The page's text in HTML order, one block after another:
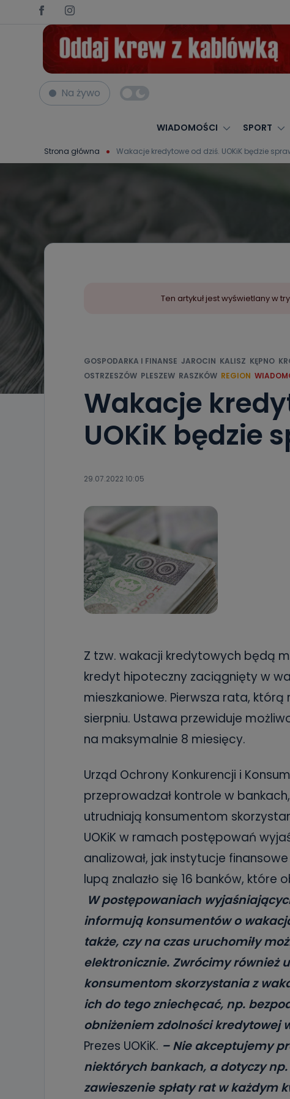
Na żywo
WIADOMOŚCI SPORT
Strona główna Wakacje kredytowe od dziś. UOKiK będzie
Ten artykuł jest wyświetlany w
GOSPODARKA I FINANSE JAROCIN KALISZ KĘPNO
OSTRZESZÓW PLESZEW RASZKÓW REGION
Wakacje
UOKiK będzie
29.07.2022 10:05
Z tzw. wakacji kredytowych będą
kredyt hipoteczny zaciągnięty w
mieszkaniowe. Pierwsza rata,
sierpniu. Ustawa przewiduje
na maksymalnie 8 miesięcy.
Urząd Ochrony Konkurencji i
przeprowadzał kontrole w
utrudniają konsumentom
UOKiK w ramach postępowań
analizował, jak instytucje
lupą znalazło się 16 banków, które
W postępowaniach
informują konsumentów o
także, czy na czas uruchomiły
elektronicznie. Zwrócimy również
konsumentom skorzystania z
ich do tego zniechęcać, np.
obniżeniem zdolności kredytowej
Prezes UOKiK. – Nie akceptujemy
niektórych bankach, a dotyczy
zawieszenie spłaty rat w każdym